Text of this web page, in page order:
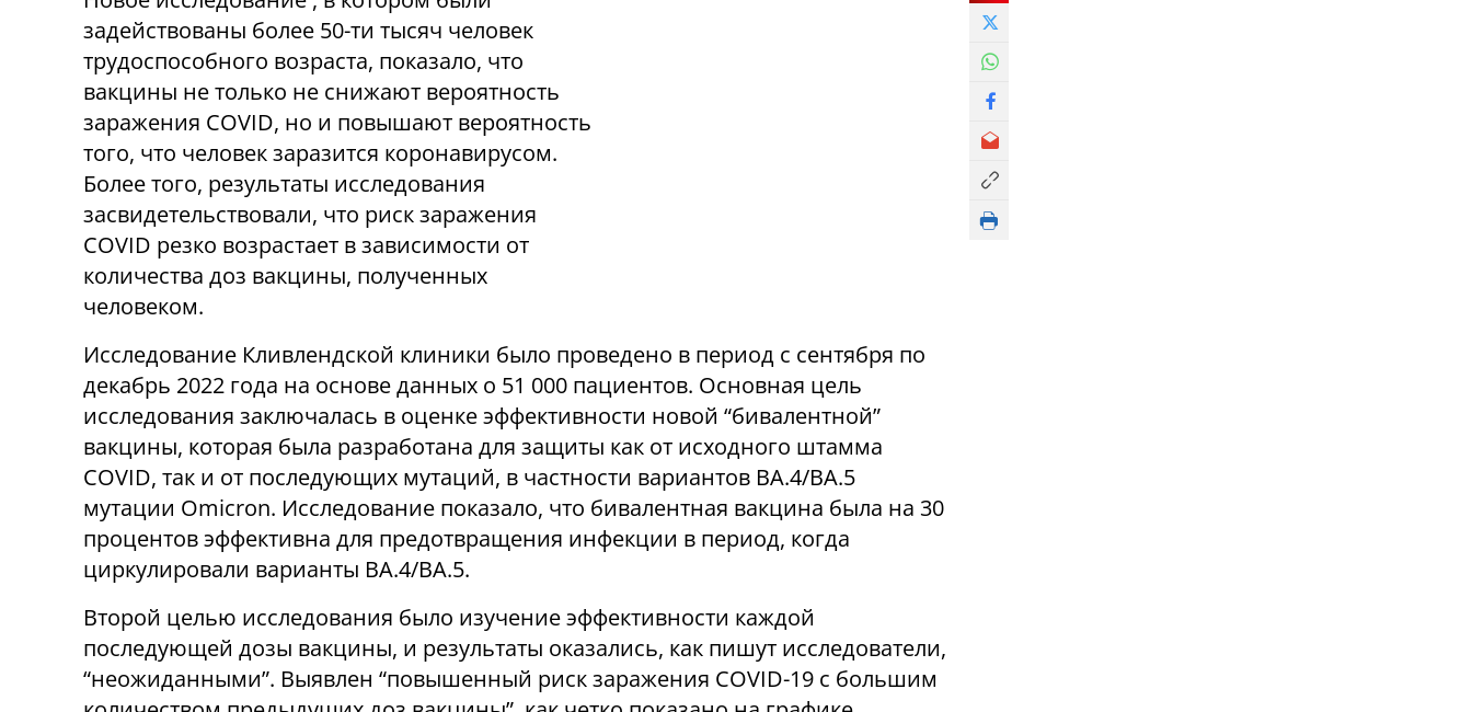
задействованы более 50-ти тысяч человек
трудоспособного возраста, показало, что
вакцины не только не снижают вероятность
заражения COVID, но и повышают вероятность
того, что человек заразится коронавирусом.
Более того, результаты исследования
засвидетельствовали, что риск заражения
COVID резко возрастает в зависимости от
количества доз вакцины, полученных
человеком.
Исследование Кливлендской клиники было проведено в период с сентября по
декабрь 2022 года на основе данных о 51 000 пациентов. Основная цель
исследования заключалась в оценке эффективности новой “бивалентной”
вакцины, которая была разработана для защиты как от исходного штамма
COVID, так и от последующих мутаций, в частности вариантов BA.4/BA.5
мутации Omicron. Исследование показало, что бивалентная вакцина была на 30
процентов эффективна для предотвращения инфекции в период, когда
циркулировали варианты BA.4/BA.5.
Второй целью исследования было изучение эффективности каждой
последующей дозы вакцины, и результаты оказались, как пишут исследователи,
“неожиданными”. Выявлен “повышенный риск заражения COVID-19 с большим